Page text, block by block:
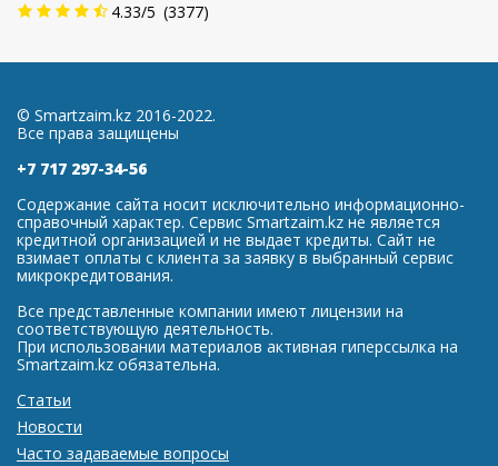
4.33/5 (3377)
© Smartzaim.kz 2016-2022.
Все права защищены
+7 717 297-34-56
Содержание сайта носит исключительно информационно-
справочный характер. Сервис Smartzaim.kz не является
кредитной организацией и не выдает кредиты. Сайт не
взимает оплаты с клиента за заявку в выбранный сервис
микрокредитования.
Все представленные компании имеют лицензии на
соответствующую деятельность.
При использовании материалов активная гиперссылка на
Smartzaim.kz обязательна.
Статьи
Новости
Часто задаваемые вопросы